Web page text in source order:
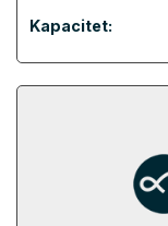
Kapacitet: